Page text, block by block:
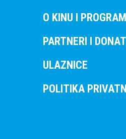
O KINU I
PARTNERI I
ULAZNICE
POLITIKA